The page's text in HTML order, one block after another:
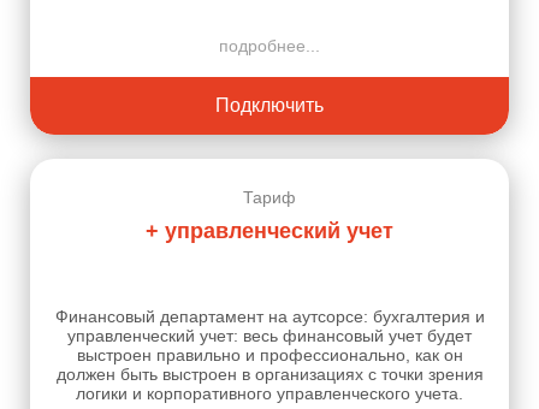
подробнее...
Подключить
Тариф
+ управленческий учет
Финансовый департамент на аутсорсе: бухгалтерия и
управленческий учет: весь финансовый учет будет
выстроен правильно и профессионально, как он
должен быть выстроен в организациях с точки зрения
логики и корпоративного управленческого учета.